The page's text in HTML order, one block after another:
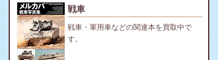
戦車
戦車・軍用車などの関連本を買取中で
す。